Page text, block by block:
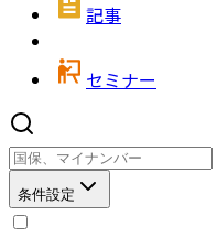
記事
セミナー
条件設定